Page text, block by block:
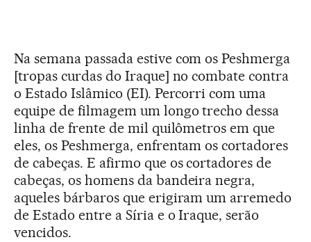
Na semana passada estive com os Peshmerga
[tropas curdas do Iraque] no combate contra
o Estado Islâmico (EI). Percorri com uma
equipe de filmagem um longo trecho dessa
linha de frente de mil quilômetros em que
eles, os Peshmerga, enfrentam os cortadores
de cabeças. E afirmo que os cortadores de
cabeças, os homens da bandeira negra,
aqueles bárbaros que erigiram um arremedo
de Estado entre a Síria e o Iraque, serão
vencidos.